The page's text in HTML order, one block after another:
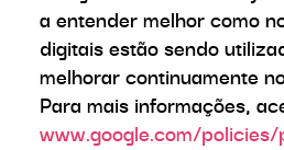
a entender melhor como
digitais estão sendo
melhorar continuamente
Para mais informações,
www.google.com/